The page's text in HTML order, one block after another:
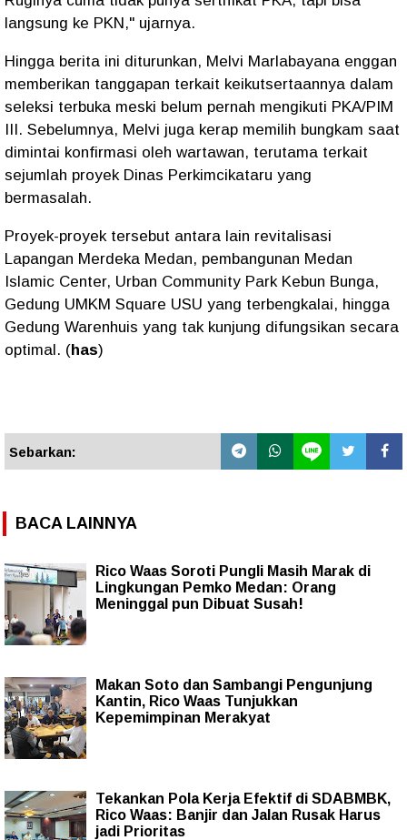
langsung ke PKN," ujarnya.
Hingga berita ini diturunkan, Melvi Marlabayana enggan
memberikan tanggapan terkait keikutsertaannya dalam
seleksi terbuka meski belum pernah mengikuti PKA/PIM
III. Sebelumnya, Melvi juga kerap memilih bungkam saat
dimintai konfirmasi oleh wartawan, terutama terkait
sejumlah proyek Dinas Perkimcikataru yang
bermasalah.
Proyek-proyek tersebut antara lain revitalisasi
Lapangan Merdeka Medan, pembangunan Medan
Islamic Center, Urban Community Park Kebun Bunga,
Gedung UMKM Square USU yang terbengkalai, hingga
Gedung Warenhuis yang tak kunjung difungsikan secara
optimal. (has)
Sebarkan:
BACA LAINNYA
Rico Waas Soroti Pungli Masih Marak di
Lingkungan Pemko Medan: Orang
Meninggal pun Dibuat Susah!
Makan Soto dan Sambangi Pengunjung
Kantin, Rico Waas Tunjukkan
Kepemimpinan Merakyat
Tekankan Pola Kerja Efektif di SDABMBK,
Rico Waas: Banjir dan Jalan Rusak Harus
jadi Prioritas